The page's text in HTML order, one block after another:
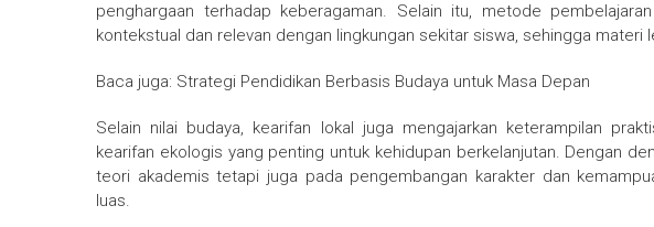
penghargaan terhadap keberagaman. Selain itu, metode
kontekstual dan relevan dengan lingkungan sekitar siswa, sehingga materi
Baca juga: Strategi Pendidikan Berbasis Budaya untuk Masa Depan
Selain nilai budaya, kearifan lokal juga mengajarkan keterampilan
kearifan ekologis yang penting untuk kehidupan berkelanjutan. Dengan
teori akademis tetapi juga pada pengembangan karakter dan
luas.